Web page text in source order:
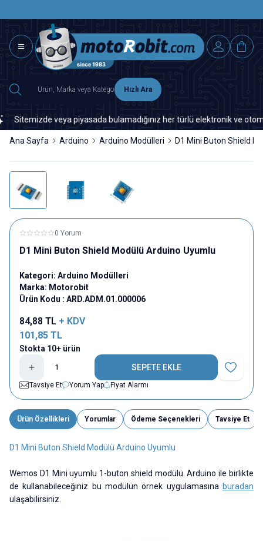
Hızlı Ara
Sitemizde veya piyasada bulamadığınız her türlü elektronik ve
Ana Sayfa Arduino Arduino Modülleri D1 Mini Buton Shield
0 Yorum
D1 Mini Buton Shield Modülü Arduino Uyumlu
Kategori: Arduino Modülleri
Marka: Motorobit
Ürün Kodu : ARD.ADM.01.000006
84,88 TL + KDV
101,85 TL
Stokta 10+ ürün
SEPETE EKLE
Favoriye
Tavsiye Et
Yorum Yap Fiyat Alarmı
Ürün Özellikleri Yorumlar Ödeme Seçenekleri Tavsiye Et
D1 Mini Buton Shield Modülü Arduino Uyumlu
Wemos D1 Mini uyumlu 1-buton shield modülü. Arduino ile birlikte
de kullanabileceğiniz bu modülün örnek uygulamasına buradan
ulaşabilirsiniz.